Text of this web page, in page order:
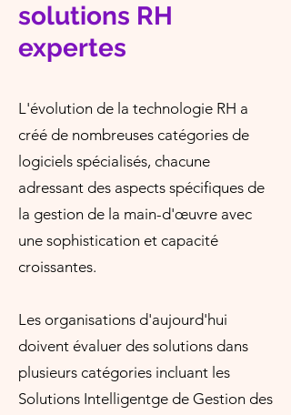
solutions RH
expertes
L'évolution de la technologie RH a
créé de nombreuses catégories de
logiciels spécialisés, chacune
adressant des aspects spécifiques de
la gestion de la main-d'œuvre avec
une sophistication et capacité
croissantes.
Les organisations d'aujourd'hui
doivent évaluer des solutions dans
plusieurs catégories incluant les
Solutions Intelligentge de Gestion des